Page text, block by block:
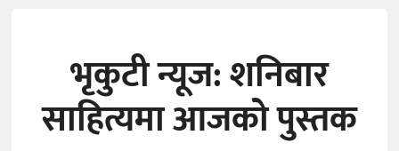
भृकुटी न्यूज: शनिबार
साहित्यमा आजको पुस्तक